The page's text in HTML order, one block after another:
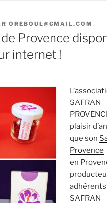
OREBOUL@GMAIL.COM
Provence
internet !
SAFRAN
plaisir
que son
Provence
en
adhérents
SAFRAN